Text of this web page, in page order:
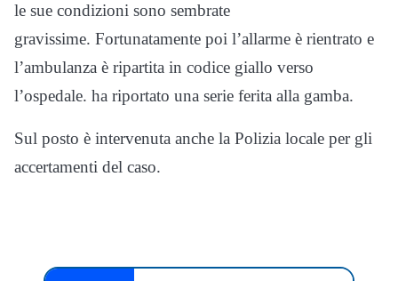
le sue condizioni sono sembrate
gravissime. Fortunatamente poi l’allarme è rientrato e
l’ambulanza è ripartita in codice giallo verso
l’ospedale. ha riportato una serie ferita alla gamba.
Sul posto è intervenuta anche la Polizia locale per gli
accertamenti del caso.